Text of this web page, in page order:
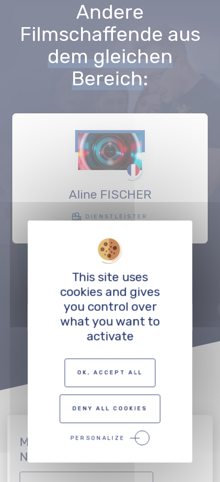
Andere
Filmschaffende aus
dem gleichen
Bereich:
Aline FISCHER
DIENSTLEISTER
PrécédentSuivant
ZUR KARTE DER FILMSCHAFFENDEN
Melden Sie sich beim CinEuro-
Netzwerk an
This site uses
cookies and gives
you control over
what you want to
activate
OK, ACCEPT ALL
DENY ALL COOKIES
PERSONALIZE